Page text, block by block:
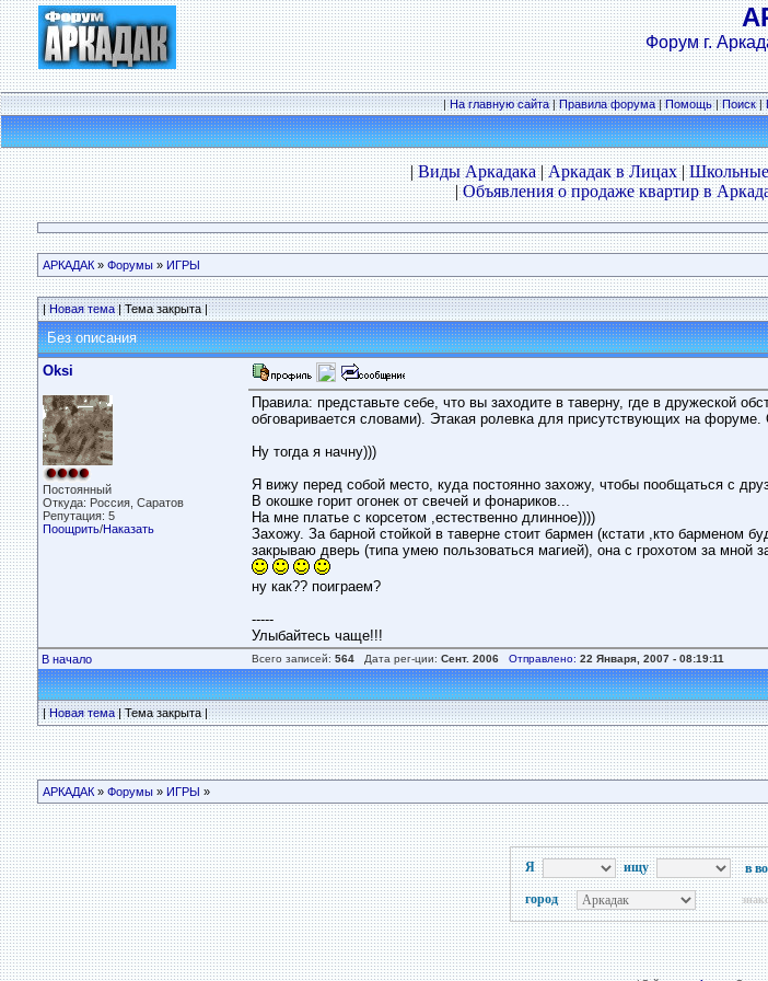
Форум г.
|На главную сайта|Правила форума|Помощь|Поиск|
|Виды Аркадака|Аркадак в Лицах|
|Объявления о продаже квартир в
АРКАДАК » Форумы » ИГРЫ
|Новая тема| Тема закрыта |
Без описания
Oksi
Постоянный
Откуда: Россия, Саратов
Репутация: 5
Поощрить/Наказать
Правила: представьте себе, что вы заходите в таверну, где в дружеской
обговаривается словами). Этакая ролевка для присутствующих на
Ну тогда я начну)))
Я вижу перед собой место, куда постоянно захожу, чтобы пообщаться с
В окошке горит огонек от свечей и фонариков...
На мне платье с корсетом ,естественно длинное))))
Захожу. За барной стойкой в таверне стоит бармен (кстати ,кто барменом
закрываю дверь (типа умею пользоваться магией), она с грохотом за
ну как?? поиграем?
-----
Улыбайтесь чаще!!!
В начало Всего записей: 564 Дата рег-ции: Сент. 2006 Отправлено: 22 Января, 2007 - 08:19:11
|Новая тема| Тема закрыта |
АРКАДАК » Форумы » ИГРЫ »
Я ищу в
город